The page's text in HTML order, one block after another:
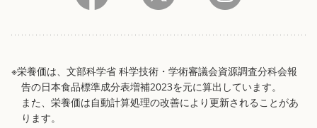
※栄養価は、文部科学省 科学技術・学術審議会資源調査分科会報
告の日本食品標準成分表増補2023を元に算出しています。
また、栄養価は自動計算処理の改善により更新されることがあ
ります。